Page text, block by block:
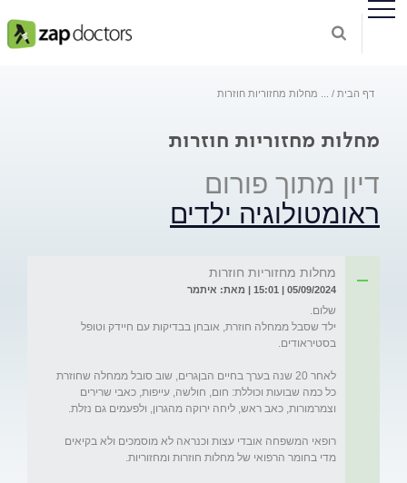
דף הבית מחלות מחזוריות חוזרות
מחלות מחזוריות חוזרות
דיון מתוך פורום
ראומטולוגיה ילדים
מחלות מחזוריות חוזרות
05/09/2024 | 15:01 | מאת: איתמר
ילד שסבל ממחלה חוזרת, אובחן בבדיקות עם חיידק וטופל
לאחר 20 שנה בערך בחיים הבןגרים, שוב סובל ממחלה שחוזרת
כל כמה שבועות וכוללת: חום, חולשה, עייפות, כאבי שרירים
רופאי המשפחה אובדי עצות וכנראה לא מוסמכים ולא בקיאים